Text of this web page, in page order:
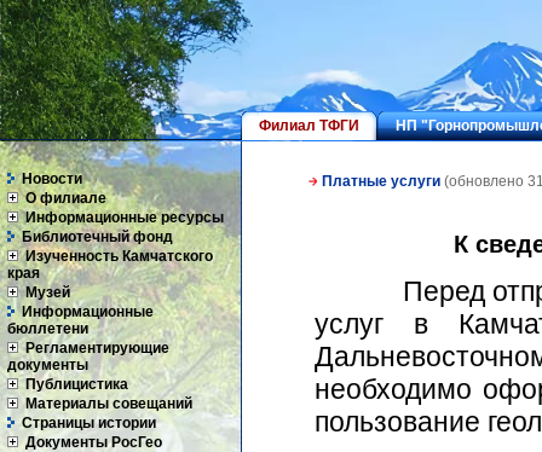
Филиал ТФГИ НП
Новости
О филиале
Информационные ресурсы
Библиотечный фонд
Изученность Камчатского
края
Музей
Информационные
бюллетени
Регламентирующие
документы
Публицистика
Материалы совещаний
Страницы истории
Документы РосГео
Платные услуги (обновлено
К
Перед
услуг в
необходимо
пользование